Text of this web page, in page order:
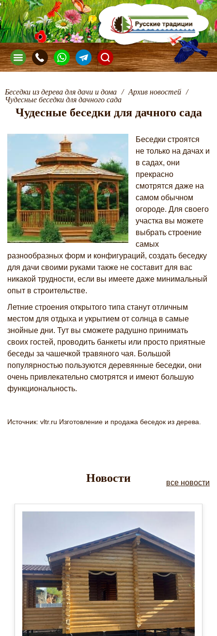
Беседки из дерева для дачи и дома / Архив новостей /
Чудесные беседки для дачного сада
Чудесные беседки для дачного сада
Беседки строятся
не только на дачах и
в садах, они
прекрасно
смотрятся даже на
самом обычном
огороде. Для своего
участка вы можете
выбрать строение
самых
разнообразных форм и конфигураций, создать беседку
для дачи своими руками также не составит для вас
никакой трудности, если вы имеете даже минимальный
опыт в строительстве.
Летние строения открытого типа станут отличным
местом для отдыха и укрытием от солнца в самые
знойные дни. Тут вы сможете радушно принимать
своих гостей, проводить банкеты или просто приятные
беседы за чашечкой травяного чая. Большой
популярностью пользуются деревянные беседки, они
очень привлекательно смотрятся и имеют большую
функциональность.
Источник: vltr.ru Изготовление и продажа беседок из дерева.
Новости все новости